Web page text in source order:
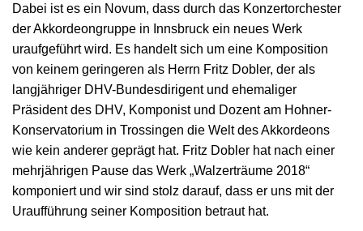
Dabei ist es ein Novum, dass durch das Konzertorchester
der Akkordeongruppe in Innsbruck ein neues Werk
uraufgeführt wird. Es handelt sich um eine Komposition
von keinem geringeren als Herrn Fritz Dobler, der als
langjähriger DHV-Bundesdirigent und ehemaliger
Präsident des DHV, Komponist und Dozent am Hohner-
Konservatorium in Trossingen die Welt des Akkordeons
wie kein anderer geprägt hat. Fritz Dobler hat nach einer
mehrjährigen Pause das Werk „Walzerträume 2018“
komponiert und wir sind stolz darauf, dass er uns mit der
Uraufführung seiner Komposition betraut hat.